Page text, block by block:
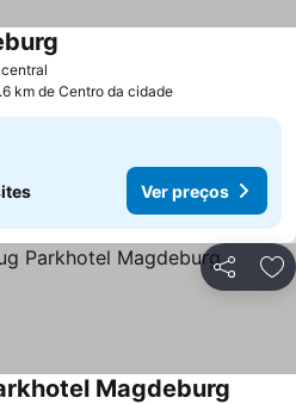
km de Centro da cidade
Ver preços
Partilhar
Magdeburg